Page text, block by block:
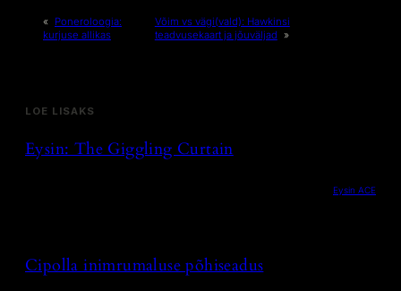
« Poneroloogia:
kurjuse allikas
Võim vs vägi(vald): Hawkinsi
teadvusekaart ja jõuväljad »
LOE LISAKS
Eysin: The Giggling Curtain
Eysin ACE
Cipolla inimrumaluse põhiseadus